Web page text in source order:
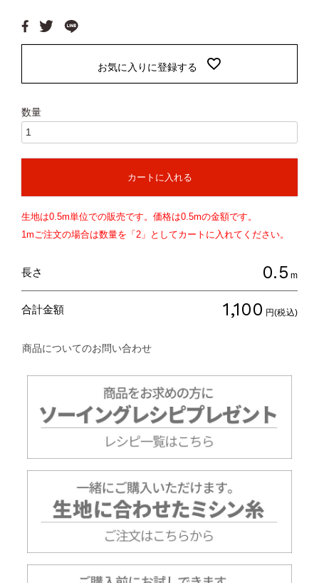
お気に入りに登録する
カートに入れる
生地は0.5m単位での販売です。価格は0.5mの金額です。
1mご注文の場合は数量を「2」としてカートに入れてください。
長さ 0.5 m
合計金額 1,100 円(税込)
商品についてのお問い合わせ